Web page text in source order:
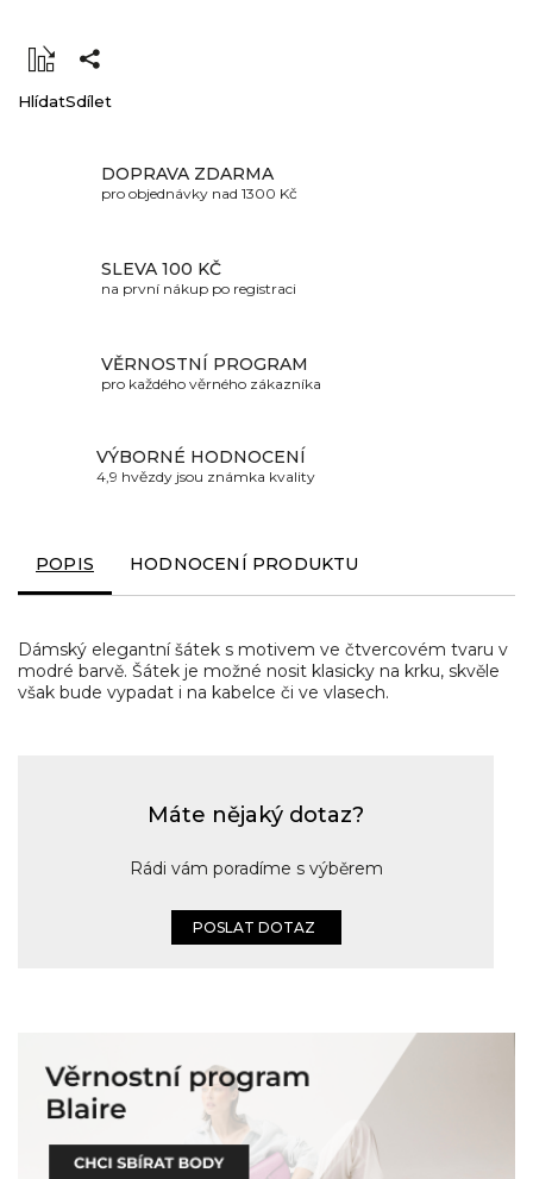
HlídatSdílet
DOPRAVA ZDARMA
pro objednávky nad 1300 Kč
SLEVA 100 KČ
na první nákup po registraci
VĚRNOSTNÍ PROGRAM
pro každého věrného zákazníka
VÝBORNÉ HODNOCENÍ
4,9 hvězdy jsou známka kvality
POPIS HODNOCENÍ PRODUKTU
Dámský elegantní šátek s motivem ve čtvercovém tvaru v
modré barvě. Šátek je možné nosit klasicky na krku, skvěle
však bude vypadat i na kabelce či ve vlasech.
Máte nějaký dotaz?
Rádi vám poradíme s výběrem
POSLAT DOTAZ